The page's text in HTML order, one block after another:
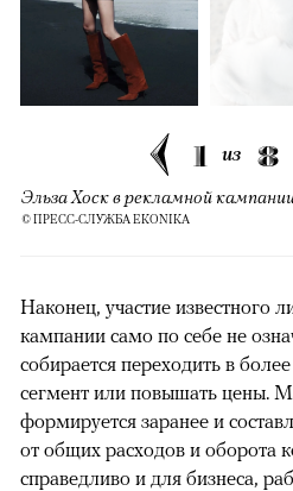
1 из 8
Эльза Хоск в рекламной
© ПРЕСС-СЛУЖБА EKONIKA
Наконец, участие известного
кампании само по себе не
собирается переходить в
сегмент или повышать цены.
формируется заранее и
от общих расходов и оборота
справедливо и для бизнеса,